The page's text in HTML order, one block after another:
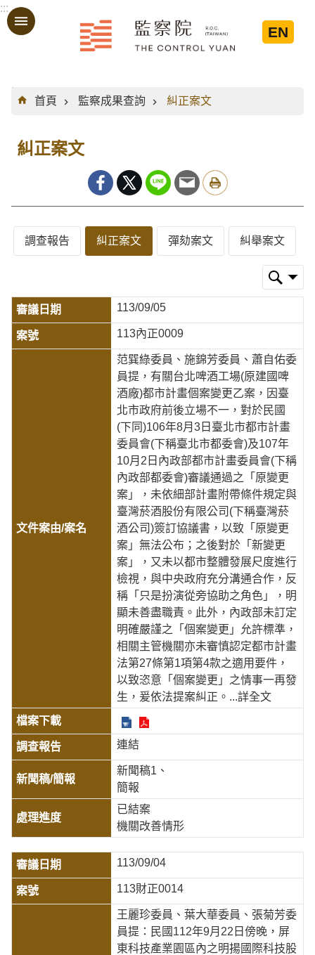
跳到主要內容區塊
:::
EN
:::
首頁
監察成果查詢 糾正案文
糾正案文
調查報告 糾正案文 彈劾案文 糾舉案文
113/09/05
113內正0009
范巽綠委員、施錦芳委員、蕭自佑委
員提，有關台北啤酒工場(原建國啤
酒廠)都市計畫個案變更乙案，因臺
北市政府前後立場不一，對於民國
(下同)106年8月3日臺北市都市計畫
委員會(下稱臺北市都委會)及107年
10月2日內政部都市計畫委員會(下稱
內政部都委會)審議通過之「原變更
案」，未依細部計畫附帶條件規定與
臺灣菸酒股份有限公司(下稱臺灣菸
酒公司)簽訂協議書，以致「原變更
案」無法公布；之後對於「新變更
案」，又未以都市整體發展尺度進行
檢視，與中央政府充分溝通合作，反
稱「只是扮演從旁協助之角色」，明
顯未善盡職責。此外，內政部未訂定
明確嚴謹之「個案變更」允許標準，
相關主管機關亦未審慎認定都市計畫
法第27條第1項第4款之適用要件，
以致恣意「個案變更」之情事一再發
生，爰依法提案糾正。 ...詳全文
連結
新聞稿1
簡報
已結案
機關改善情形
113/09/04
113財正0014
王麗珍委員、葉大華委員、張菊芳委
員提：民國112年9月22日傍晚，屏
東科技產業園區內之明揚國際科技股